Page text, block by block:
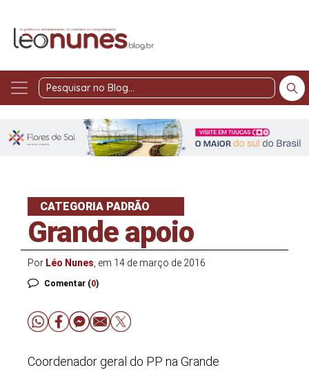
Pesquisar
Blog
CATEGORIA PADRÃO
Grande apoio
Por Léo Nunes , em 14 de março de 2016
Comentar (0)
Coordenador geral do PP na Grande